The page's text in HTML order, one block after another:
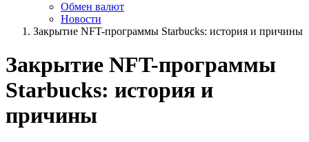
Обмен валют
Новости
Закрытие NFT-программы Starbucks: история и причины
Закрытие NFT-программы
Starbucks: история и
причины